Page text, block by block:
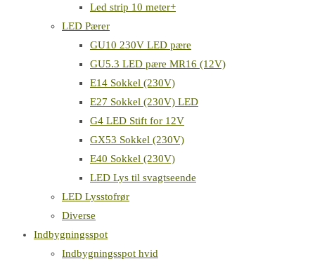
Led strip 10 meter+
LED Pærer
GU10 230V LED pære
GU5.3 LED pære MR16 (12V)
E14 Sokkel (230V)
E27 Sokkel (230V) LED
G4 LED Stift for 12V
GX53 Sokkel (230V)
E40 Sokkel (230V)
LED Lys til svagtseende
LED Lysstofrør
Diverse
Indbygningsspot
Indbygningsspot hvid